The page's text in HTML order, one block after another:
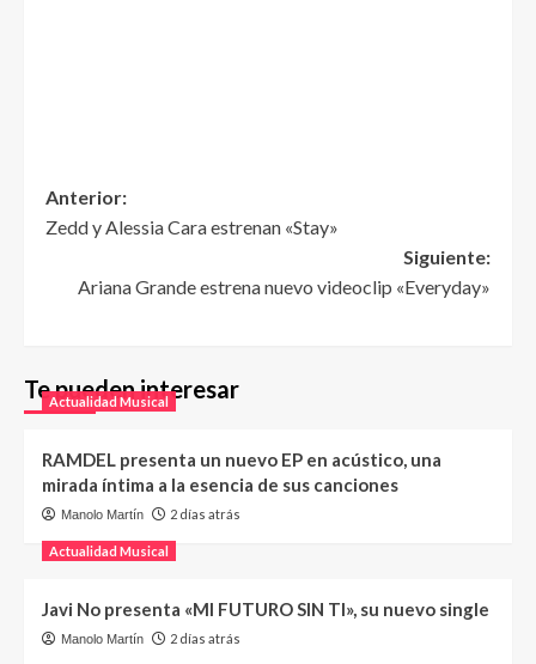
Anterior:
Zedd y Alessia Cara estrenan «Stay»
Siguiente:
Ariana Grande estrena nuevo videoclip «Everyday»
Te pueden interesar
Actualidad Musical
RAMDEL presenta un nuevo EP en acústico, una
mirada íntima a la esencia de sus canciones
Manolo Martín 2 días atrás
Actualidad Musical
Javi No presenta «MI FUTURO SIN TI», su nuevo single
Manolo Martín 2 días atrás